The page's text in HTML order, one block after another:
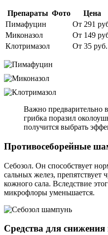
Препараты Фото
Цена
Пимафуцин
От 291
Миконазол
От 149
Клотримазол
От 35 руб.
Важно предварительно
грибка поразил
получится выбрать
Противосеборейные
Себозол. Он способствует
сальных желез,
кожного сала. Вследствие
микрофлоры уменьшается.
Средства для снижения